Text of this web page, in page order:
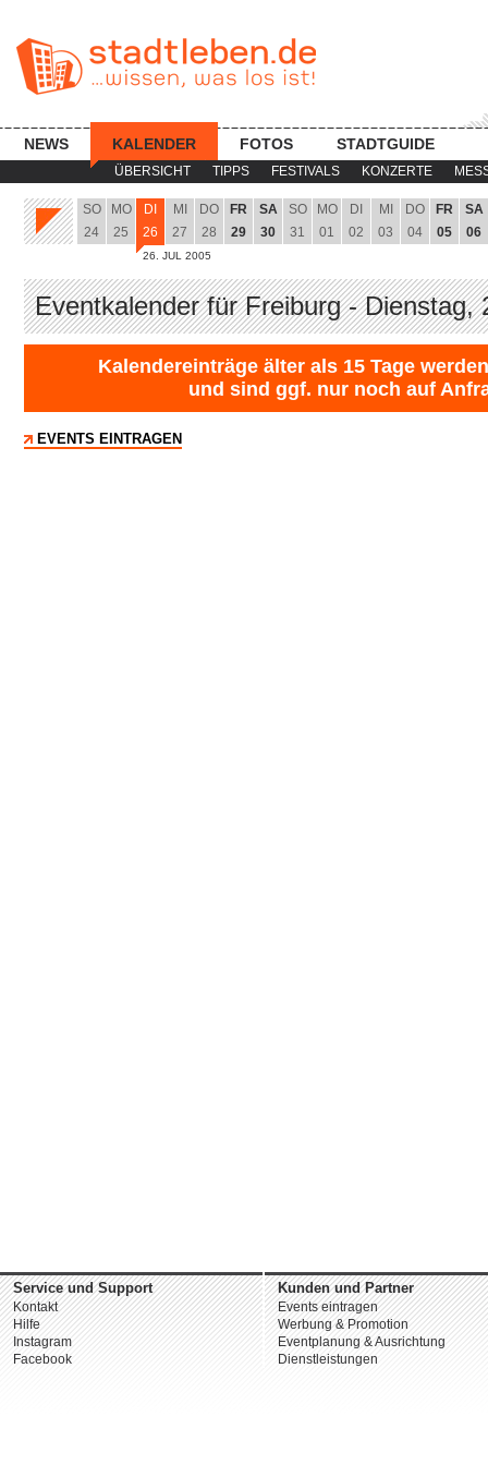
ÜBERSICHT TIPPS FESTIVALS KONZERTE
NEWS KALENDER FOTOS STADTGUIDE
SO
24
MO
25
DI
26
26. JUL 2005
MI
27
DO
28
FR
29
SA
30
SO
31
MO
01
DI
02
MI
03
DO
04
FR
05
SA
06
Eventkalender für Freiburg - Dienstag,
Kalendereinträge älter als 15 Tage
und sind ggf. nur noch auf
EVENTS EINTRAGEN
Service und Support
Kontakt
Hilfe
Instagram
Facebook
Kunden und Partner
Events eintragen
Werbung & Promotion
Eventplanung & Ausrichtung
Dienstleistungen